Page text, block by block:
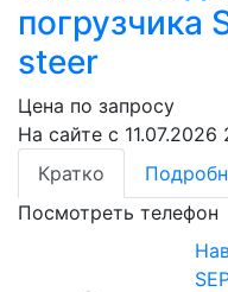
погрузчика
steer
Цена по запросу
На сайте с 11.07.2026
Кратко
Посмотреть телефон